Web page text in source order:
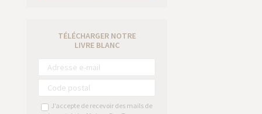
TÉLÉCHARGER NOTRE
LIVRE BLANC
J’accepte de recevoir des mails de